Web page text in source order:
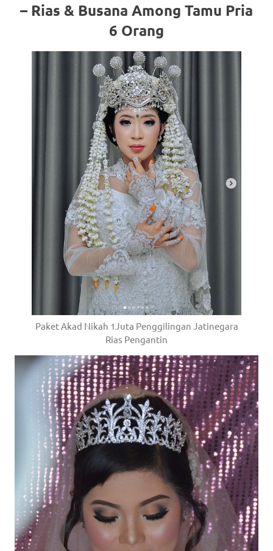
– Rias & Busana Among Tamu Pria
6 Orang
Paket Akad Nikah 1Juta Penggilingan Jatinegara
Rias Pengantin